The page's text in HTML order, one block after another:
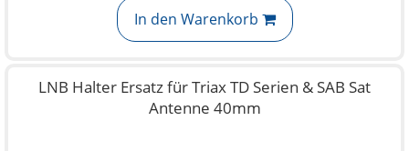
In den Warenkorb
LNB Halter Ersatz für Triax TD Serien & SAB Sat
Antenne 40mm